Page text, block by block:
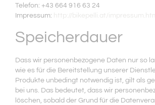
Telefon: +43 664 916 63 24
Impressum: http://bikepelli.at/
Speicherdauer
Dass wir personenbezogene Daten nur so
wie es für die Bereitstellung unserer
Produkte unbedingt notwendig ist, gilt als
bei uns. Das bedeutet, dass wir
löschen, sobald der Grund für die